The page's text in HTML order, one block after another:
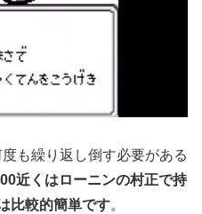
も繰り返し倒す必要がある
近くはローニンの村正で持
比較的簡単です。